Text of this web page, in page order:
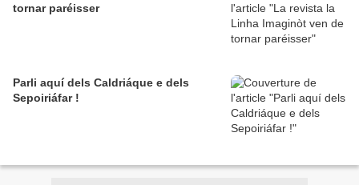
tornar paréisser
Parli aquí dels Caldriáque e dels
Sepoiriáfar !